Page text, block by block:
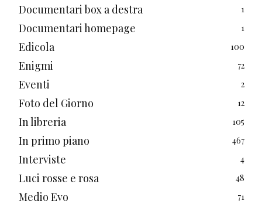
Documentari box a destra 1
Documentari homepage 1
Edicola 100
Enigmi 72
Eventi 2
Foto del Giorno 12
In libreria 105
In primo piano 467
Interviste 4
Luci rosse e rosa 48
Medio Evo 71